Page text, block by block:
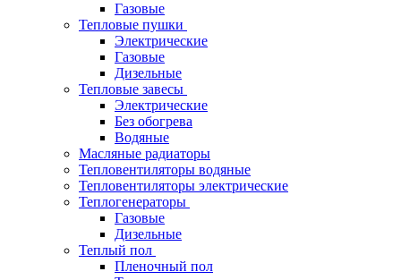
Газовые
Тепловые пушки
Электрические
Газовые
Дизельные
Тепловые завесы
Электрические
Без обогрева
Водяные
Масляные радиаторы
Тепловентиляторы водяные
Тепловентиляторы электрические
Теплогенераторы
Газовые
Дизельные
Теплый пол
Пленочный пол